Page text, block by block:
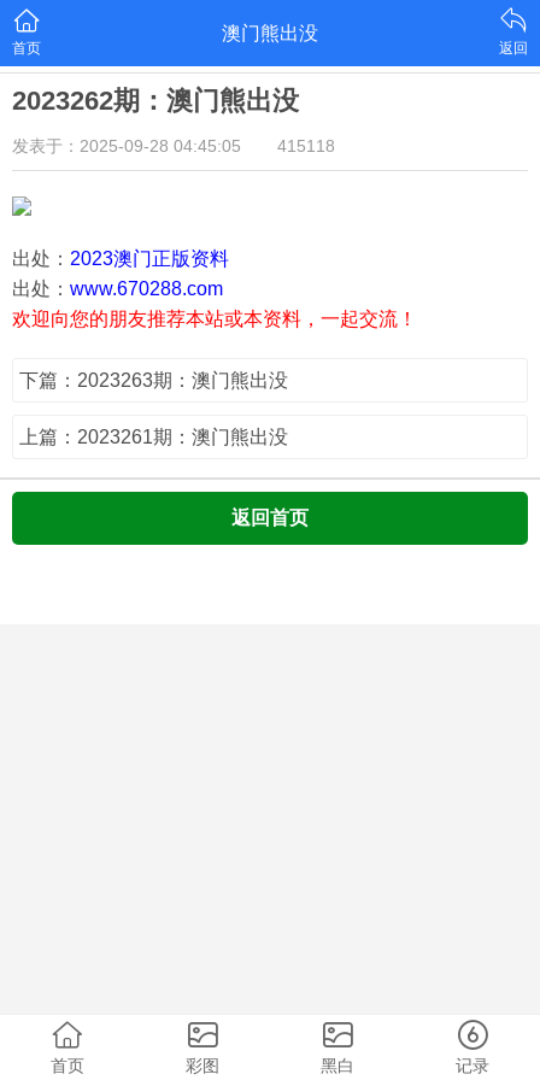
首页
澳门熊出没
返回
2023262期：澳门熊出没
发表于：2025-09-28 04:45:05 415118
出处： 2023澳门正版资料
出处： www.670288.com
欢迎向您的朋友推荐本站或本资料，一起交流！
下篇：2023263期：澳门熊出没
上篇：2023261期：澳门熊出没
返回首页
首页 彩图 黑白 记录